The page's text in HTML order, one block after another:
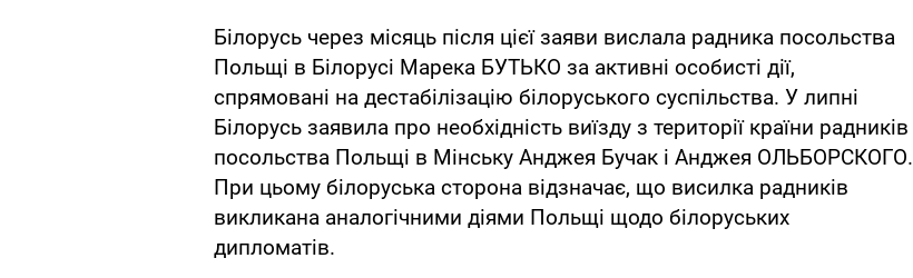
Білорусь через місяць після цієї заяви вислала радника посольства
Польщі в Білорусі Марека БУТЬКО за активні особисті дії,
спрямовані на дестабілізацію білоруського суспільства. У липні
Білорусь заявила про необхідність виїзду з території країни радників
посольства Польщі в Мінську Анджея Бучак і Анджея ОЛЬБОРСКОГО.
При цьому білоруська сторона відзначає, що висилка радників
викликана аналогічними діями Польщі щодо білоруських
дипломатів.